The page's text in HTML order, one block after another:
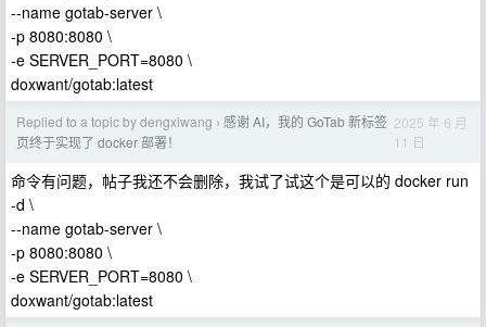
--name gotab-server \
-p 8080:8080 \
-e SERVER_PORT=8080 \
doxwant/gotab:latest
Replied to a topic by dengxiwang › 感谢 AI，我的 GoTab 新标签
页终于实现了 docker 部署！
2025 年 6 月
11 日
命令有问题，帖子我还不会删除，我试了试这个是可以的 docker run
-d \
--name gotab-server \
-p 8080:8080 \
-e SERVER_PORT=8080 \
doxwant/gotab:latest